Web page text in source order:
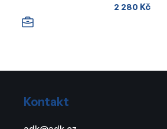
2 280 Kč
Kontakt